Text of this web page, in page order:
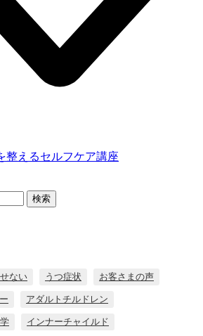
整えるセルフケア講座
ない うつ症状 お客さまの声
アダルトチルドレン
インナーチャイルド